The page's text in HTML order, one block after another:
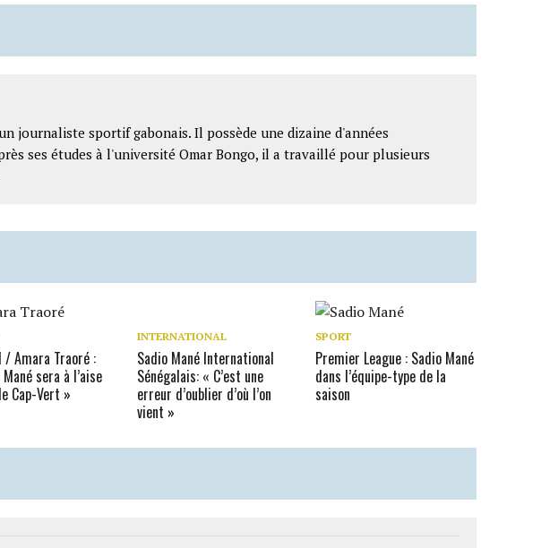
journaliste sportif gabonais. Il possède une dizaine d'années
ses études à l'université Omar Bongo, il a travaillé pour plusieurs
/ Amara Traoré :
sera à l’aise
Cap-Vert »
INTERNATIONAL
Sadio Mané International
Sénégalais: « C’est une
erreur d’oublier d’où l’on
vient »
SPORT
Premier League : Sadio Mané
dans l’équipe-type de la
saison